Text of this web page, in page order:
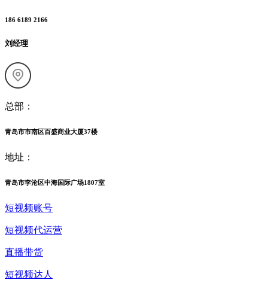
186 6189 2166
刘经理
总部：
青岛市市南区百盛商业大厦37楼
地址：
青岛市李沧区中海国际广场1807室
短视频账号
短视频代运营
直播带货
短视频达人